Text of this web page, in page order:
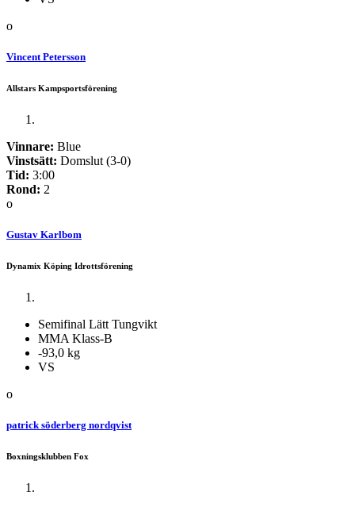
o
Vincent Petersson
Allstars Kampsportsförening
Vinnare: Blue
Vinstsätt: Domslut (3-0)
Tid: 3:00
Rond: 2
o
Gustav Karlbom
Dynamix Köping Idrottsförening
Semifinal Lätt Tungvikt
MMA Klass-B
-93,0 kg
VS
o
patrick söderberg nordqvist
Boxningsklubben Fox